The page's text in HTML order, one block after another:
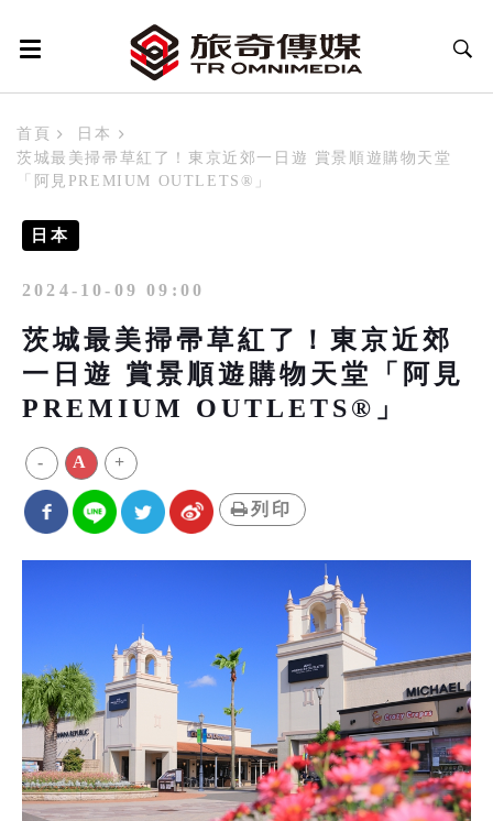
首頁
日本
茨城最美掃帚草紅了！東京近郊一日遊 賞景順遊購物天堂
「阿見PREMIUM OUTLETS®」
日本
2024-10-09 09:00
茨城最美掃帚草紅了！東京近郊
一日遊 賞景順遊購物天堂「阿見
PREMIUM OUTLETS®」
- A +
列印